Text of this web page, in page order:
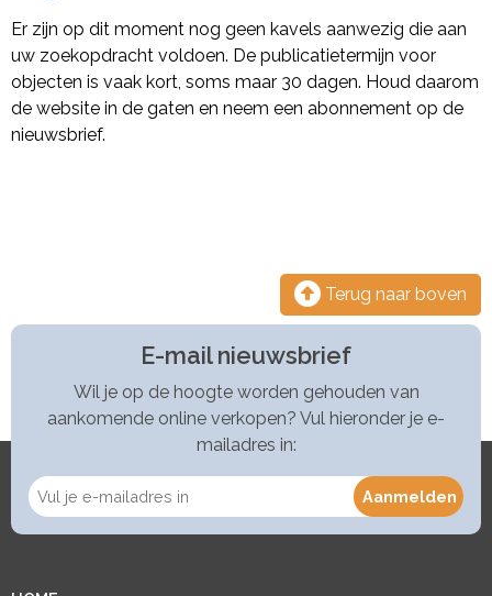
Er zijn op dit moment nog geen kavels aanwezig die aan
uw zoekopdracht voldoen. De publicatietermijn voor
objecten is vaak kort, soms maar 30 dagen. Houd daarom
de website in de gaten en neem een abonnement op de
nieuwsbrief.
Terug naar boven
E-mail nieuwsbrief
Wil je op de hoogte worden gehouden van
aankomende online verkopen? Vul hieronder je e-
mailadres in: